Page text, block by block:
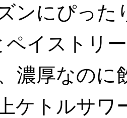
ンにぴった
ペイストリ
濃厚なのに
ケトルサワ